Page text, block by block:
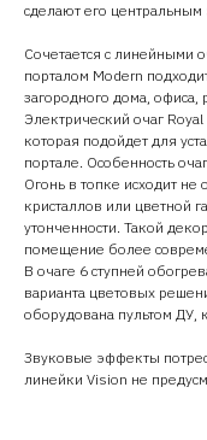
сделают его
Сочетается с линейными
порталом Modern
загородного дома, офиса,
Электрический очаг
которая подойдет для
портале. Особенность
Огонь в топке исходит
кристаллов или цветной
утонченности. Такой
помещение более
В очаге 6 ступней
варианта цветовых
оборудована пультом ДУ,
Звуковые эффекты
линейки Vision не